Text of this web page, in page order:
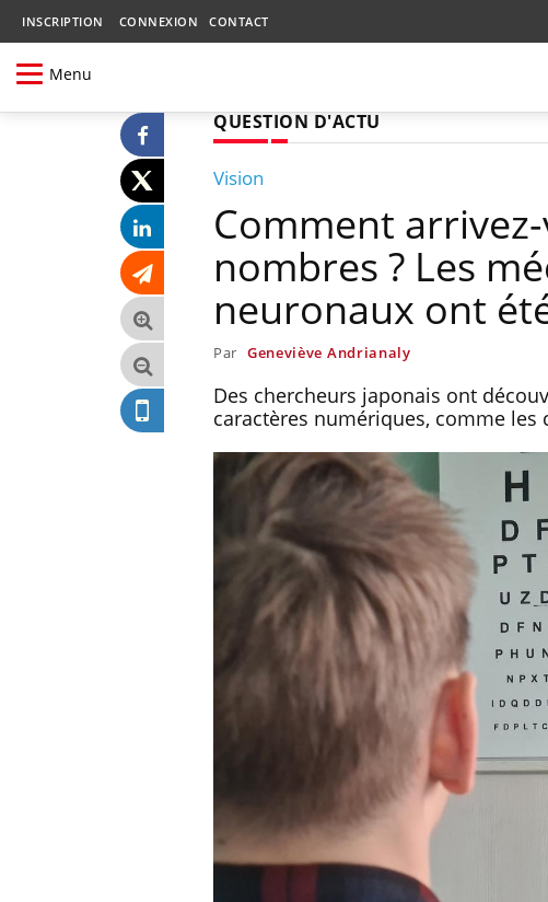
INSCRIPTION CONNEXION CONTACT
Menu
QUESTION D'ACTU
Vision
Comment
nombres ? Les
neuronaux ont
Par Geneviève Andrianaly
Des chercheurs japonais ont
caractères numériques, comme les